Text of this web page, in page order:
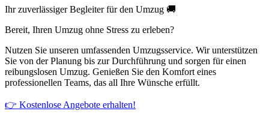
Ihr zuverlässiger Begleiter für den Umzug 🚚
Bereit, Ihren Umzug ohne Stress zu erleben?
Nutzen Sie unseren umfassenden Umzugsservice. Wir unterstützen
Sie von der Planung bis zur Durchführung und sorgen für einen
reibungslosen Umzug. Genießen Sie den Komfort eines
professionellen Teams, das all Ihre Wünsche erfüllt.
👉 Kostenlose Angebote erhalten!